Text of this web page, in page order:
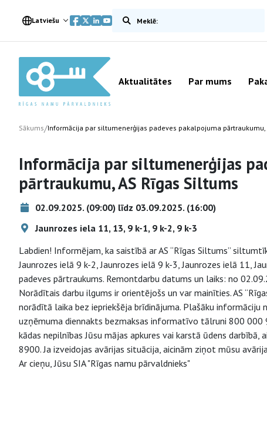
Latviešu Meklēt vietnē
Aktualitātes Par mums
Sākums/Informācija par siltumenerģijas padeves pakalpojuma pārtraukumu,
Informācija par siltumenerģijas
pārtraukumu, AS Rīgas Siltums
02.09.2025. (09:00) līdz 03.09.2025. (16:00)
Jaunrozes iela 11, 13, 9 k-1, 9 k-2, 9 k-3
Labdien! Informējam, ka saistībā ar AS “Rīgas Siltums”
Jaunrozes ielā 9 k-2, Jaunrozes ielā 9 k-3, Jaunrozes ielā 11,
padeves pārtraukums. Remontdarbu datums un laiks: no
Norādītais darbu ilgums ir orientējošs un var mainīties. AS
norādītā laika bez iepriekšēja brīdinājuma. Plašāku informāciju
uzņēmuma diennakts bezmaksas informatīvo tālruni 800
kādas nepilnības Jūsu mājas apkures vai karstā ūdens
8900. Ja izveidojas avārijas situācija, aicinām ziņot mūsu
Ar cieņu, Jūsu SIA "Rīgas namu pārvaldnieks"